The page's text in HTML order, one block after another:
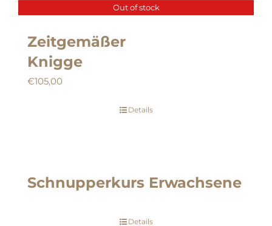
Out of stock
Zeitgemäßer
Knigge
€105,00
Details
Schnupperkurs Erwachsene
Details